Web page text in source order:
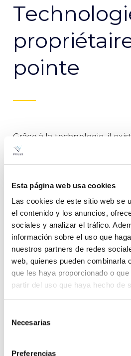
Esta página web usa cookies
Las cookies de este sitio web se
el contenido y los anuncios,
sociales y analizar el tráfico.
información sobre el uso que
nuestros partners de redes
web, quienes pueden combinarla
que les haya proporcionado o
partir del uso que haya hecho de
Necesarias
Preferencias
pointe
Grâce à la technologie, il
alternatives pour mettre
architectural adapté aux